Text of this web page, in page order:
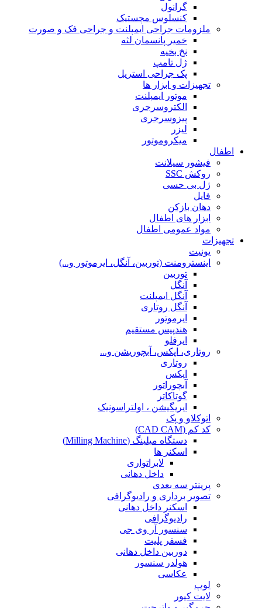
گرانول
کنسلوس مچستیک
ملزومات جراحی ایمپلنت و جراحی فک و صورت
خمیر پانسمان لثه
نخ بخیه
ژل تامپ
پک جراحی استریل
تجهیزات و ابزار ها
موتور ایمپلنت
الکتروسرجری
پیزوسرجری
لیزر
میکروموتور
اطفال
فیشور سیلانت
روکش SSC
ژل بی حسی
فایل
دهان بازکن
ابزار های اطفال
مواد عمومی اطفال
تجهیزات
یونیت
اینسترومنت (توربین، آنگل، ایرموتور و...)
توربین
آنگل
آنگل ایمپلنت
آنگل روتاری
ایرموتور
هندپیس مستقیم
ایرفلو
روتاری، اپکس، آبچوریشن و...
روتاری
اپکس
آبچوراتور
گوتاکاتر
ایریگیشن ، اولتراسونیک
اتوکلاو و پک
کد کم (CAD CAM)
دستگاه میلینگ (Milling Machine)
اسکنر ها
لابراتواری
داخل دهانی
پرینتر سه بعدی
تصویر برداری و رادیوگرافی
اسکنر داخل دهانی
رادیوگرافی
سنسور آر وی جی
فسفر پلیت
دوربین داخل دهانی
هولدر سنسور
عکاسی
لوپ
لایت کیور